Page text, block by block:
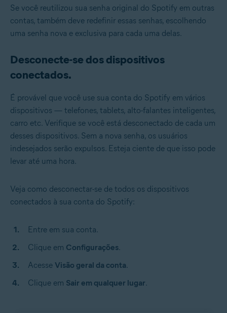
Se você reutilizou sua senha original do Spotify em outras
contas, também deve redefinir essas senhas, escolhendo
uma senha nova e exclusiva para cada uma delas.
Desconecte-se dos dispositivos
conectados.
É provável que você use sua conta do Spotify em vários
dispositivos — telefones, tablets, alto-falantes inteligentes,
carro etc. Verifique se você está desconectado de cada um
desses dispositivos. Sem a nova senha, os usuários
indesejados serão expulsos. Esteja ciente de que isso pode
levar até uma hora.
Veja como desconectar-se de todos os dispositivos
conectados à sua conta do Spotify:
Entre em sua conta.
Clique em Configurações.
Acesse Visão geral da conta.
Clique em Sair em qualquer lugar.